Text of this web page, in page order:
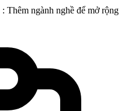
: Thêm ngành nghề để mở rộng